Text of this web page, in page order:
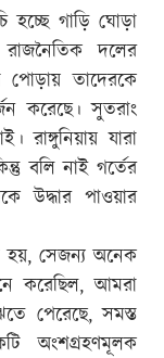
হচ্ছে গাড়ি ঘোড়া
দলের
পোড়ায় তাদেরকে
করেছে। সুতরাং
রাঙ্গুনিয়ায় যারা
বলি নাই গর্তের
উদ্ধার পাওয়ার
হয়, সেজন্য অনেক
করেছিল, আমরা
পেরেছে, সমস্ত
অংশগ্রহণমূলক